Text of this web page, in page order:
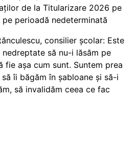
de la Titularizare 2026 pe
perioadă nedeterminată
consilier școlar: Este
nedreptate să nu-i lăsăm pe
fie așa cum sunt. Suntem prea
îi băgăm în șabloane și să-i
să invalidăm ceea ce fac